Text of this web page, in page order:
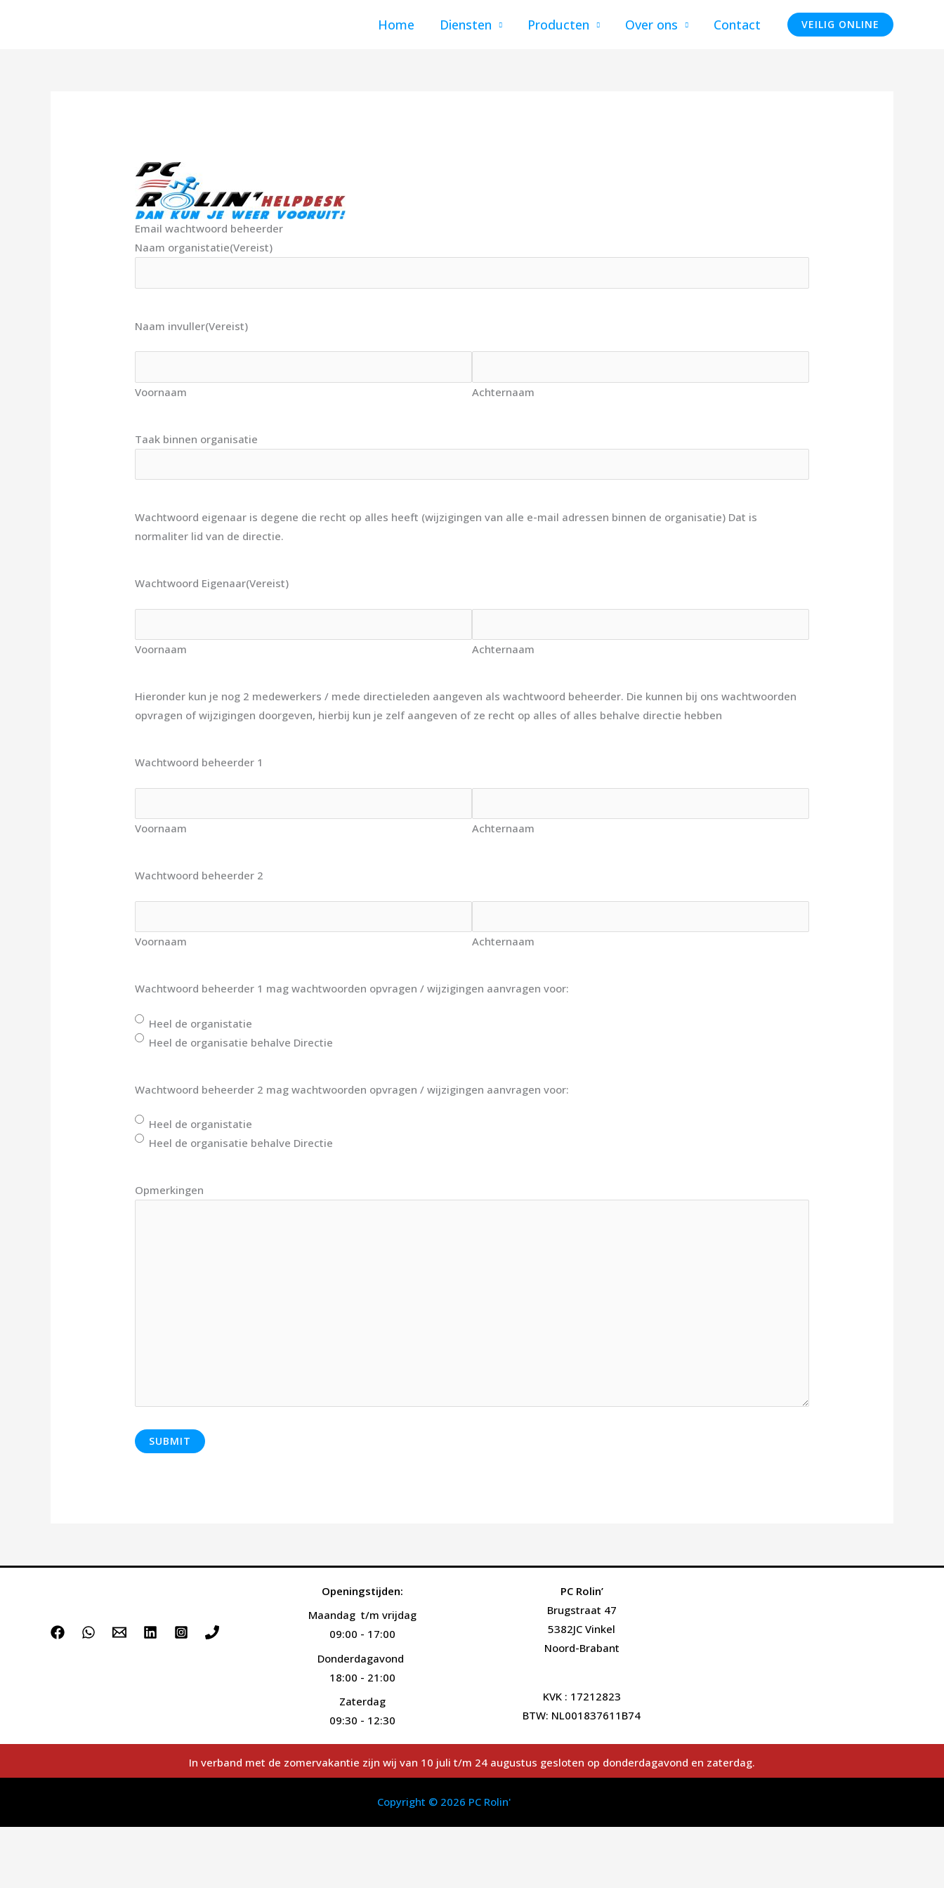
Home Diensten Producten Over ons Contact VEILIG ONLINE
Email wachtwoord beheerder
Naam organistatie(Vereist)
Naam invuller(Vereist)
Voornaam Achternaam
Taak binnen organisatie
Wachtwoord eigenaar is degene die recht op alles heeft (wijzigingen van alle e-mail adressen binnen de organisatie) Dat is
normaliter lid van de directie.
Wachtwoord Eigenaar(Vereist)
Voornaam Achternaam
Hieronder kun je nog 2 medewerkers / mede directieleden aangeven als wachtwoord beheerder. Die kunnen bij ons wachtwoorden
opvragen of wijzigingen doorgeven, hierbij kun je zelf aangeven of ze recht op alles of alles behalve directie hebben
Wachtwoord beheerder 1
Voornaam Achternaam
Wachtwoord beheerder 2
Voornaam Achternaam
Wachtwoord beheerder 1 mag wachtwoorden opvragen / wijzigingen aanvragen voor:
Heel de organistatie
Heel de organisatie behalve Directie
Wachtwoord beheerder 2 mag wachtwoorden opvragen / wijzigingen aanvragen voor:
Heel de organistatie
Heel de organisatie behalve Directie
Opmerkingen
SUBMIT
Openingstijden:
Maandag t/m vrijdag
09:00 - 17:00
Donderdagavond
18:00 - 21:00
Zaterdag
09:30 - 12:30
PC Rolin’
Brugstraat 47
5382JC Vinkel
Noord-Brabant
KVK : 17212823
BTW: NL001837611B74
In verband met de zomervakantie zijn wij van 10 juli t/m 24 augustus gesloten op donderdagavond en zaterdag.
Copyright © 2026 PC Rolin'